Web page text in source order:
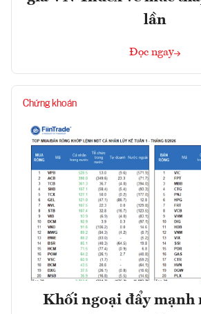
lần
Đọc ngay
Chứng khoán
Khối ngoại đẩy mạnh